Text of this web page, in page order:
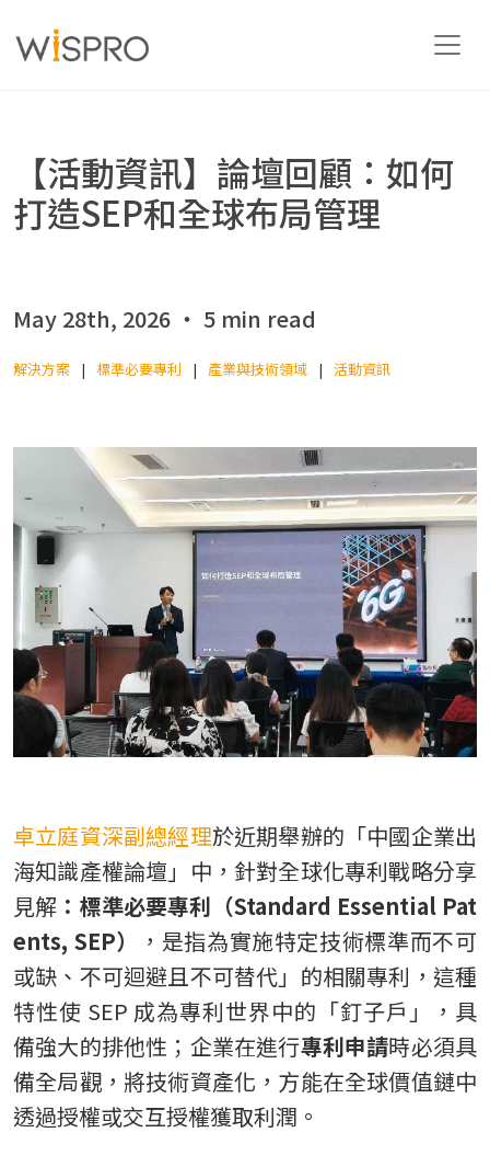
解決方案
關於
TW
【活動資訊】論壇回顧：如何
打造SEP和全球布局管理
May 28th, 2026 ‧ 5 min read
解決方案 標準必要專利 產業與技術領域 活動資訊
卓立庭資深副總經理於近期舉辦的「中國企業出
海知識產權論壇」中，針對全球化專利戰略分享
見解 ：標準必要專利（Standard Essential Pat
ents, SEP）
，是指為實施特定技術標準而不可
或缺、不可迴避且不可替代」的相關專利，這種
特性使 SEP 成為專利世界中的「釘子戶」，具
備強大的排他性；企業在進行專利申請時必須具
備全局觀，將技術資產化，方能在全球價值鏈中
透過授權或交互授權獲取利潤。